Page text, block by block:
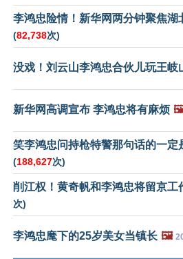
李鸿忠险情！新华网两分钟聚焦湖
(82,738次)
没戏！刘云山李鸿忠合伙儿玩王岐
新华网高调宣布 李鸿忠将有麻烦
笑李鸿忠问持枪特警那句话的一定
(188,627次)
削江权！黄奇帆和李鸿忠将留京工
次)
李鸿忠麾下的25岁美女当镇长 🖼️